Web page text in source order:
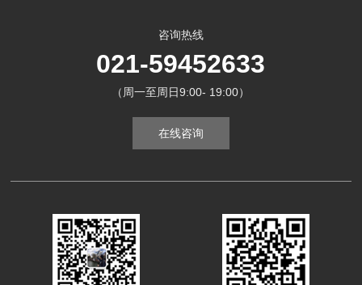
轮和一个搓旋轴。搓旋轮是一个带有凸起和凹
槽的圆盘，与瓶盖表面的纹理相匹配。当瓶盖
被旋盖头夹紧时，搓旋轴驱动搓旋轮旋转，
通...
咨询热线
021-59452633
（周一至周日9:00- 19:00）
在线咨询